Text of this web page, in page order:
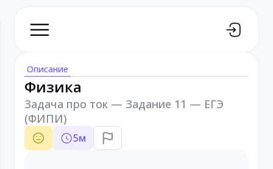
Описание
Физика
Задача про ток — Задание 11 — ЕГЭ
(ФИПИ)
5м